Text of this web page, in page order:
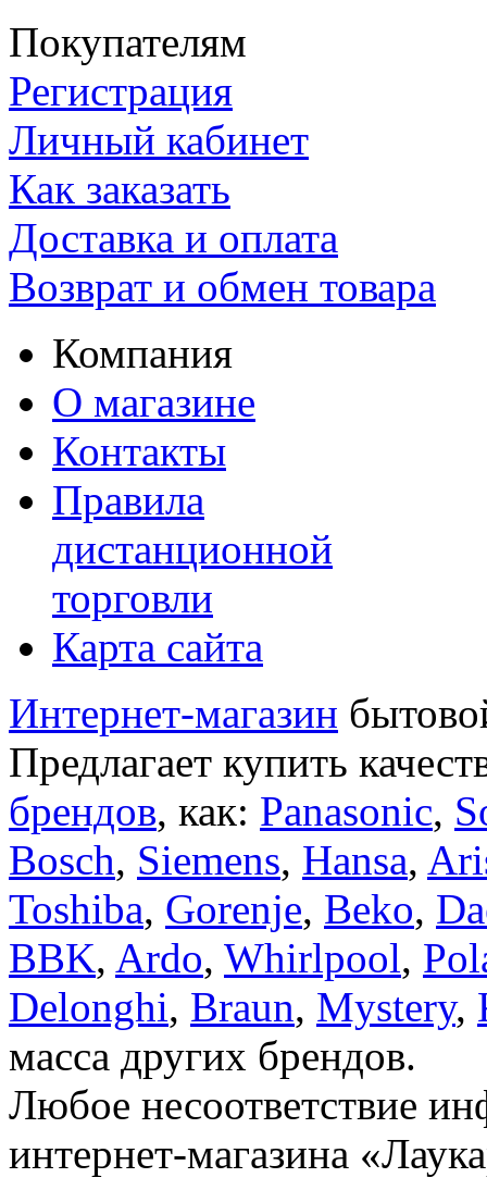
Покупателям
Регистрация
Личный кабинет
Как заказать
Доставка и оплата
Возврат и обмен товара
Компания
О магазине
Контакты
Правила
дистанционной
торговли
Карта сайта
Интернет-магазин
Предлагает купить
брендов, как: Panasonic,
Bosch, Siemens, Hansa,
Toshiba, Gorenje, Beko,
BBK, Ardo, Whirlpool,
Delonghi, Braun, Mystery,
масса других брендов.
Любое несоответствие
интернет-магазина